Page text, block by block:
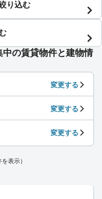
り込む
の賃貸物件と建物情
変更する
変更する
変更する
を表示）